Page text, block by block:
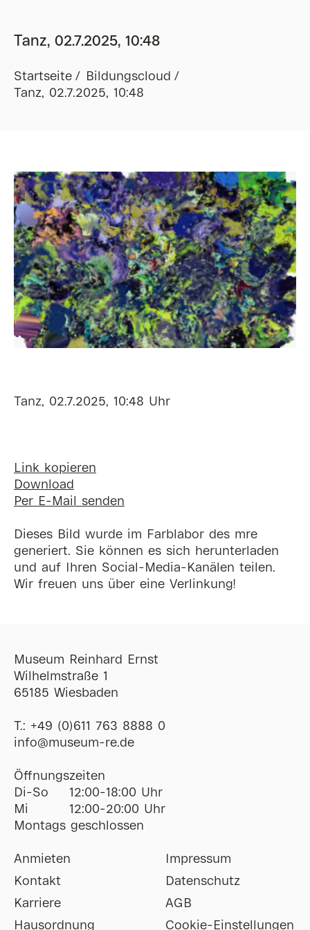
Tanz, 02.7.2025, 10:48
Startseite
Bildungscloud
Tanz, 02.7.2025, 10:48
Tanz, 02.7.2025, 10:48 Uhr
Link kopieren
Download
Per E-Mail senden
Dieses Bild wurde im Farblabor des mre
generiert. Sie können es sich herunterladen
und auf Ihren Social-Media-Kanälen teilen.
Wir freuen uns über eine Verlinkung!
Museum Reinhard Ernst
Wilhelmstraße 1
65185 Wiesbaden
T.: +49 (0)611 763 8888 0
ofni@museum-re de
Öffnungszeiten
Di-So
12:00-18:00 Uhr
Mi
12:00-20:00 Uhr
Montags geschlossen
Anmieten
Kontakt
Karriere
Hausordnung
Impressum
Datenschutz
AGB
Cookie-Einstellungen